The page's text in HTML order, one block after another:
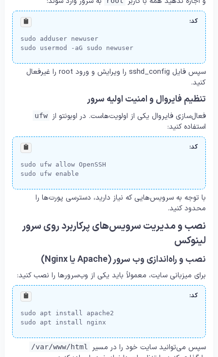
کد:
sudo adduser newuser
sudo usermod -aG sudo newuser
سپس فایل sshd_config را ویرایش و ورود root را غیرفعال
کنید.
تنظیم فایروال و امنیت اولیه سرور
فعال‌سازی فایروال یکی از اولویت‌هاست. در اوبونتو از ufw
استفاده کنید:
کد:
sudo ufw allow OpenSSH
sudo ufw enable
با توجه به سرویس‌هایی که نیاز دارید، دسترسی پورت‌ها را
محدود کنید.
نصب و مدیریت سرویس‌های پرکاربرد روی سرور
لینوکس
نصب و راه‌اندازی وب سرور (Apache یا Nginx)
برای میزبانی سایت، معمولاً باید یکی از وب‌سرورها را نصب کنید:
کد:
sudo apt install apache2
sudo apt install nginx
سپس می‌توانید سایت خود را در مسیر /var/www/html